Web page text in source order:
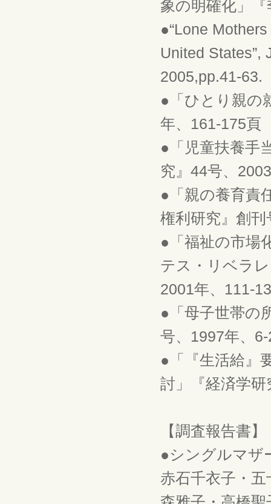
象の明確化」
●“Lone
United States”,
2005,pp.41-63.
●「ひとり親の
年、161-175頁
●「児童扶養手
究』44号、
●「親の養育責
権利研究』創
●「福祉の市場
テス・リベラ
2001年、111-
●「母子世帯の
号、1997年、
●「『生活給』
討」『経済学
【調査報告書】
●シングルマザ
赤石千衣子・